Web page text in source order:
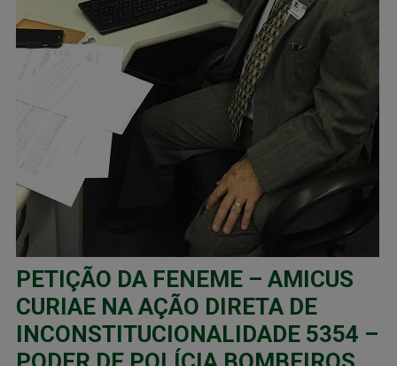
PETIÇÃO DA FENEME – AMICUS
CURIAE NA AÇÃO DIRETA DE
INCONSTITUCIONALIDADE 5354 –